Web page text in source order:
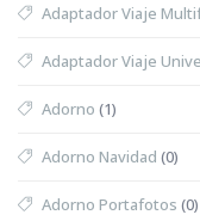
Adaptador Viaje
Adaptador Viaje
Adorno (1)
Adorno Navidad (0)
Adorno Portafotos (0)